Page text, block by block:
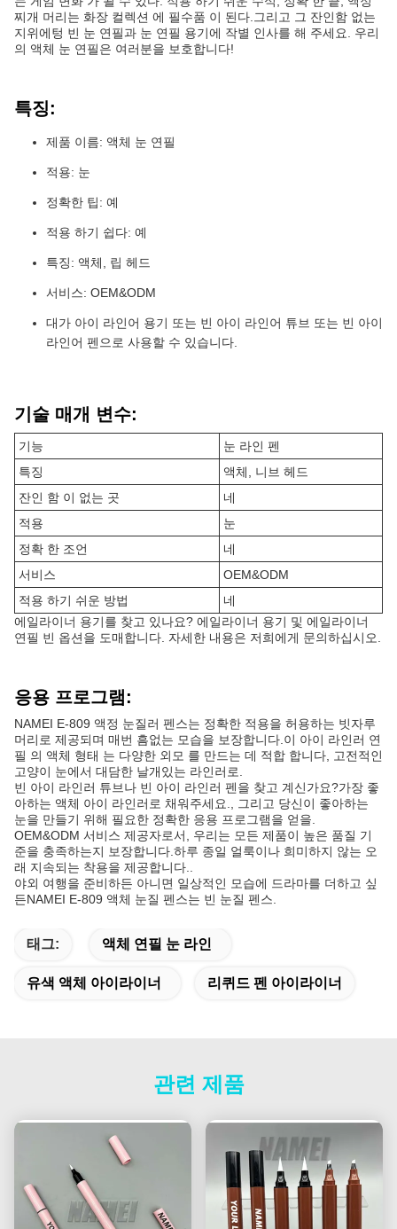
찌개 머리는 화장 컬렉션 에 필수품 이 된다.그리고 그 잔인함 없는
지위에텅 빈 눈 연필과 눈 연필 용기에 작별 인사를 해 주세요. 우리
의 액체 눈 연필은 여러분을 보호합니다!
특징:
제품 이름: 액체 눈 연필
적용: 눈
정확한 팁: 예
적용 하기 쉽다: 예
특징: 액체, 립 헤드
서비스: OEM&ODM
대가 아이 라인어 용기 또는 빈 아이 라인어 튜브 또는 빈 아이
라인어 펜으로 사용할 수 있습니다.
기술 매개 변수:
기능
눈 라인 펜
특징
액체, 니브 헤드
잔인 함 이 없는 곳
네
적용
눈
정확 한 조언
네
서비스
OEM&ODM
적용 하기 쉬운 방법
네
에일라이너 용기를 찾고 있나요? 에일라이너 용기 및 에일라이너
연필 빈 옵션을 도매합니다. 자세한 내용은 저희에게 문의하십시오.
응용 프로그램:
NAMEI E-809 액정 눈질러 펜스는 정확한 적용을 허용하는 빗자루
머리로 제공되며 매번 흠없는 모습을 보장합니다.이 아이 라인러 연
필 의 액체 형태 는 다양한 외모 를 만드는 데 적합 합니다, 고전적인
고양이 눈에서 대담한 날개있는 라인러로.
빈 아이 라인러 튜브나 빈 아이 라인러 펜을 찾고 계신가요?가장 좋
아하는 액체 아이 라인러로 채워주세요., 그리고 당신이 좋아하는
눈을 만들기 위해 필요한 정확한 응용 프로그램을 얻을.
OEM&ODM 서비스 제공자로서, 우리는 모든 제품이 높은 품질 기
준을 충족하는지 보장합니다.하루 종일 얼룩이나 희미하지 않는 오
래 지속되는 착용을 제공합니다..
야외 여행을 준비하든 아니면 일상적인 모습에 드라마를 더하고 싶
든NAMEI E-809 액체 눈질 펜스는 빈 눈질 펜스.
태그: 액체 연필 눈 라인
유색 액체 아이라이너 리퀴드 펜 아이라이너
관련 제품